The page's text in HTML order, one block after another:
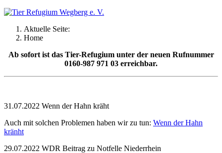
Aktuelle Seite:
Home
Ab sofort ist das Tier-Refugium unter der neuen Rufnummer
0160-987 971 03 erreichbar.
31.07.2022 Wenn der Hahn kräht
Auch mit solchen Problemen haben wir zu tun: Wenn der Hahn
kränht
29.07.2022 WDR Beitrag zu Notfelle Niederrhein